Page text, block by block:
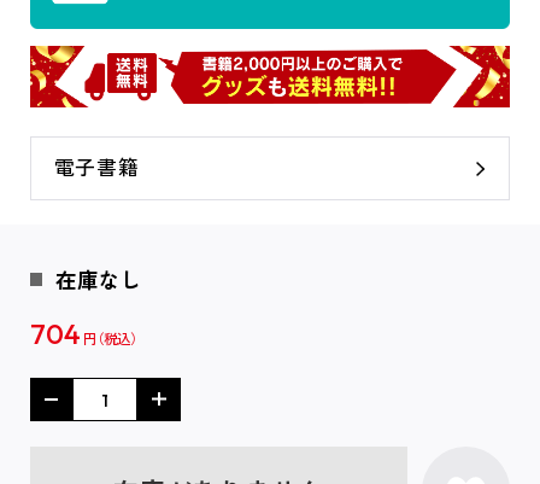
電子書籍
在庫なし
704 円